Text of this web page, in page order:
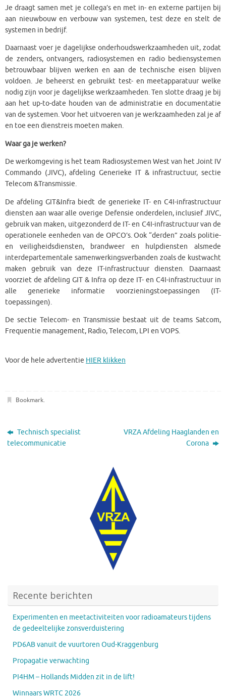
Je draagt samen met je collega’s en met in- en externe partijen bij
aan nieuwbouw en verbouw van systemen, test deze en stelt de
systemen in bedrijf.
Daarnaast voer je dagelijkse onderhoudswerkzaamheden uit, zodat
de zenders, ontvangers, radiosystemen en radio bediensystemen
betrouwbaar blijven werken en aan de technische eisen blijven
voldoen. Je beheerst en gebruikt test- en meetapparatuur welke
nodig zijn voor je dagelijkse werkzaamheden. Ten slotte draag je bij
aan het up-to-date houden van de administratie en documentatie
van de systemen. Voor het uitvoeren van je werkzaamheden zal je af
en toe een dienstreis moeten maken.
Waar ga je werken?
De werkomgeving is het team Radiosystemen West van het Joint IV
Commando (JIVC), afdeling Generieke IT & infrastructuur, sectie
Telecom &Transmissie.
De afdeling GIT&Infra biedt de generieke IT- en C4I-infrastructuur
diensten aan waar alle overige Defensie onderdelen, inclusief JIVC,
gebruik van maken, uitgezonderd de IT- en C4I-infrastructuur van de
operationele eenheden van de OPCO’s. Ook “derden” zoals politie-
en veiligheidsdiensten, brandweer en hulpdiensten alsmede
interdepartementale samenwerkingsverbanden zoals de kustwacht
maken gebruik van deze IT-infrastructuur diensten. Daarnaast
voorziet de afdeling GIT & Infra op deze IT- en C4I-infrastructuur in
alle generieke informatie voorzieningstoepassingen (IT-
toepassingen).
De sectie Telecom- en Transmissie bestaat uit de teams Satcom,
Frequentie management, Radio, Telecom, LPI en VOPS.
Voor de hele advertentie HIER klikken
Bookmark.
Technisch specialist
telecommunicatie
VRZA Afdeling Haaglanden en
Corona
Recente berichten
Experimenten en meetactiviteiten voor radioamateurs tijdens
de gedeeltelijke zonsverduistering
PD6AB vanuit de vuurtoren Oud-Kraggenburg
Propagatie verwachting
PI4HM – Hollands Midden zit in de lift!
Winnaars WRTC 2026